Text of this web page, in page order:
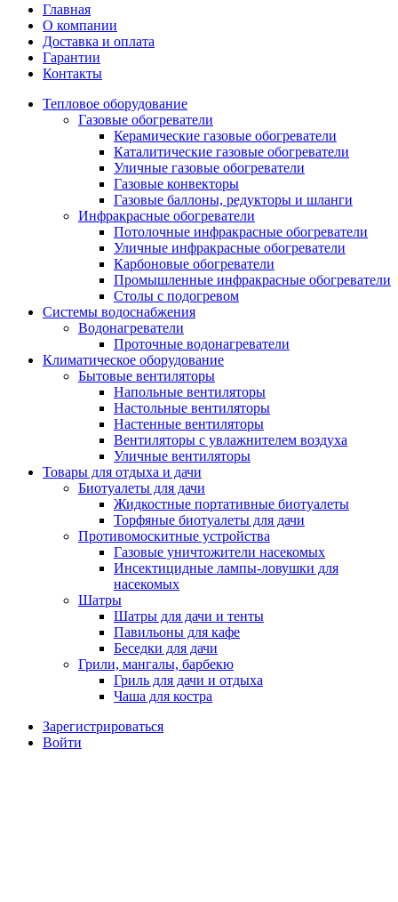
Главная
О компании
Доставка и оплата
Гарантии
Контакты
Тепловое оборудование
Газовые обогреватели
Керамические газовые обогреватели
Каталитические газовые обогреватели
Уличные газовые обогреватели
Газовые конвекторы
Газовые баллоны, редукторы и шланги
Инфракрасные обогреватели
Потолочные инфракрасные обогреватели
Уличные инфракрасные обогреватели
Карбоновые обогреватели
Промышленные инфракрасные обогреватели
Столы с подогревом
Системы водоснабжения
Водонагреватели
Проточные водонагреватели
Климатическое оборудование
Бытовые вентиляторы
Напольные вентиляторы
Настольные вентиляторы
Настенные вентиляторы
Вентиляторы с увлажнителем воздуха
Уличные вентиляторы
Товары для отдыха и дачи
Биотуалеты для дачи
Жидкостные портативные биотуалеты
Торфяные биотуалеты для дачи
Противомоскитные устройства
Газовые уничтожители насекомых
Инсектицидные лампы-ловушки для
насекомых
Шатры
Шатры для дачи и тенты
Павильоны для кафе
Беседки для дачи
Грили, мангалы, барбекю
Гриль для дачи и отдыха
Чаша для костра
Зарегистрироваться
Войти